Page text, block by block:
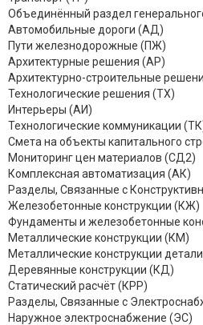
Объединённый раздел
Автомобильные дороги (АД)
Пути железнодорожные (ПЖ)
Архитектурные решения (АР)
Архитектурно-строительные
Технологические решения (ТХ)
Интерьеры (АИ)
Технологические коммуникации
Смета на объекты капитального
Мониторинг цен материалов (СД2)
Комплексная автоматизация (АК)
Разделы, Связанные с
Железобетонные конструкции (КЖ)
Фундаменты и железобетонные
Металлические конструкции (КМ)
Металлические конструкции
Деревянные конструкции (КД)
Статический расчёт (КРР)
Разделы, Связанные с
Наружное электроснабжение (ЭС)